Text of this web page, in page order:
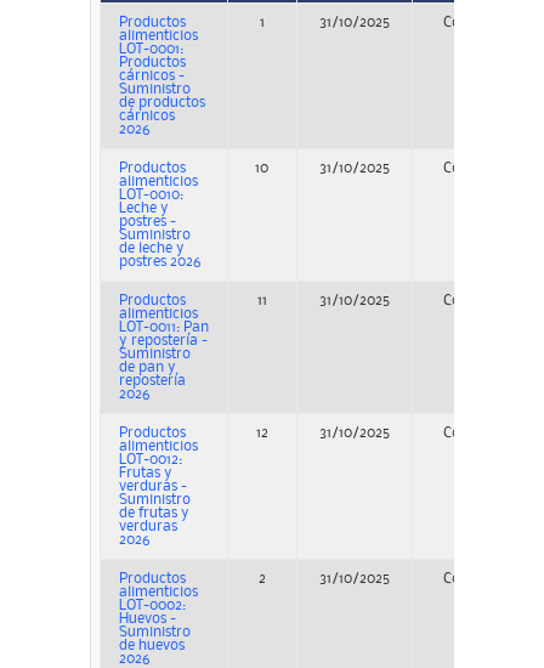
Productos
alimenticios
LOT-0001:
Productos
cárnicos -
Suministro
de productos
cárnicos
2026
1 31/10/2025 Concurso
Productos
alimenticios
LOT-0010:
Leche y
postres -
Suministro
de leche y
postres 2026
10 31/10/2025 Concurso
Productos
alimenticios
LOT-0011: Pan
y repostería -
Suministro
de pan y
repostería
2026
11 31/10/2025 Concurso
Productos
alimenticios
LOT-0012:
Frutas y
verduras -
Suministro
de frutas y
verduras
2026
12 31/10/2025 Concurso
Productos
alimenticios
LOT-0002:
Huevos -
Suministro
de huevos
2026
2 31/10/2025 Concurso